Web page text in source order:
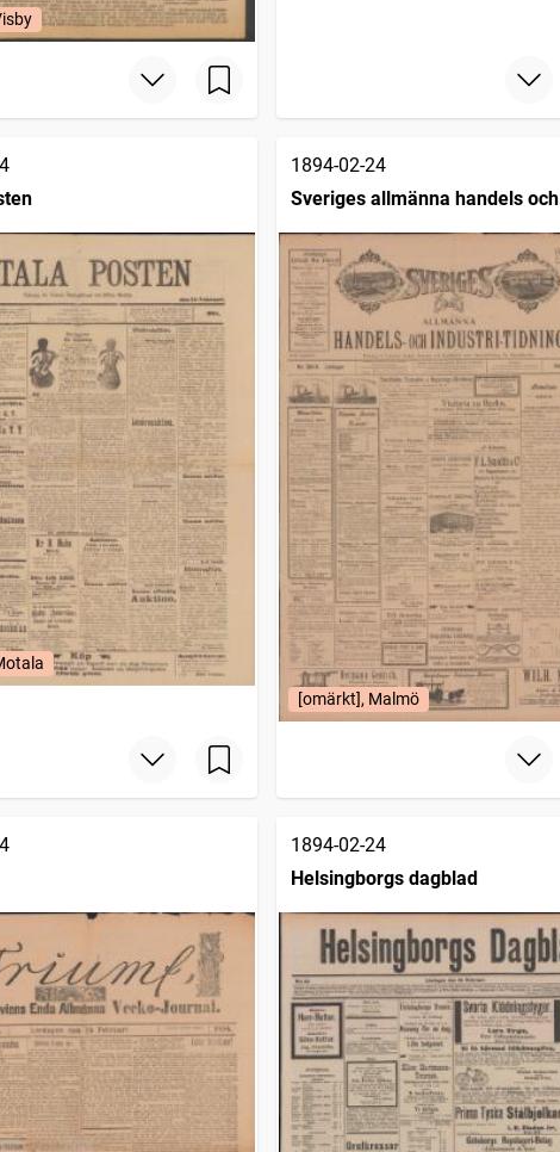
1894-02-24
Sveriges allmänna handels och
industritidning (Malmö : 1890)
[omärkt], Malmö
1894-02-24
Helsingborgs dagblad